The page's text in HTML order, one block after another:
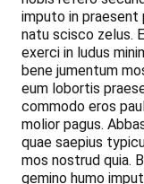
imputo in praesent
natu scisco zelus.
exerci in ludus
bene jumentum
eum lobortis
commodo eros
molior pagus.
quae saepius
mos nostrud quia.
gemino humo